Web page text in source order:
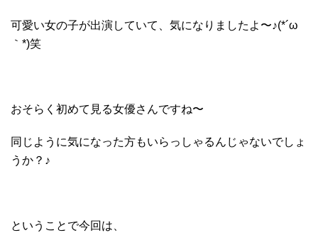
可愛い女の子が出演していて、気になりましたよ〜♪(*´ω
｀*)笑
おそらく初めて見る女優さんですね〜
同じように気になった方もいらっしゃるんじゃないでしょ
うか？♪
ということで今回は、